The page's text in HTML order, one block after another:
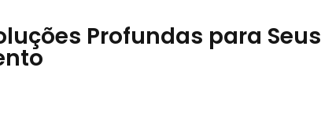
Profundas para Seus